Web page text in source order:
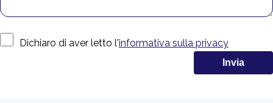
Dichiaro di aver letto l'informativa sulla privacy